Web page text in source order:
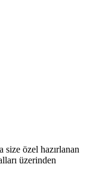
özel hazırlanan
üzerinden